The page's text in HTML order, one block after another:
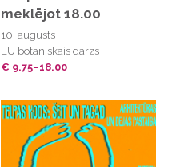
meklējot 18.00
10. augusts
LU botāniskais dārzs
€ 9.75–18.00